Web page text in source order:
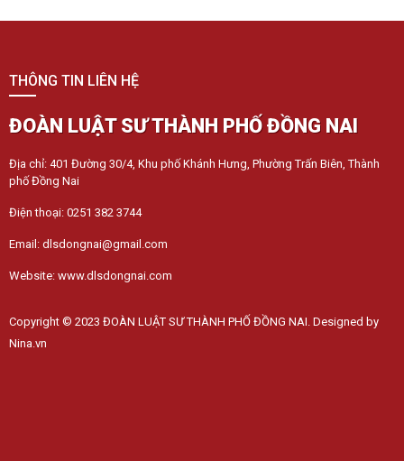
THÔNG TIN LIÊN HỆ
ĐOÀN LUẬT SƯ THÀNH PHỐ ĐỒNG NAI
Địa chỉ: 401 Đường 30/4, Khu phố Khánh Hưng, Phường Trấn Biên, Thành
phố Đồng Nai
Điện thoại: 0251 382 3744
Email: dlsdongnai@gmail.com
Website: www.dlsdongnai.com
Copyright © 2023 ĐOÀN LUẬT SƯ THÀNH PHỐ ĐỒNG NAI. Designed by
Nina.vn